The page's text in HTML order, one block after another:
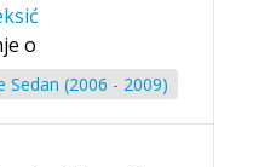
o
Sedan (2006 - 2009)